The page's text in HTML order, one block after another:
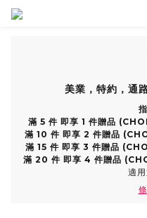
美業，特約，通
滿 5 件 即享 1 件贈品
滿 10 件 即享 2 件贈品
滿 15 件 即享 3 件贈品
滿 20 件 即享 4 件贈品
適